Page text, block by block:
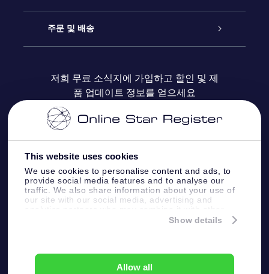
This website uses cookies
We use cookies to personalise content and ads, to
provide social media features and to analyse our
traffic. We also share information about your use of
our site with our social media, advertising and
information that you’ve provided to them or that
Show details
Allow all
블로그
OSR 선물 팩
OSR 상품권
기업 선물
Star Register
맞춤 별 페이지
One Million Stars
Fly me to the stars VR 앱
주문 및 배송
결제 정보
배송 정보
환불 정책
별자리
저희 무료 소식지에 가입하고 할인 및 제
품 업데이트 정보를 얻으세요
고객 서비스:help@osr.org